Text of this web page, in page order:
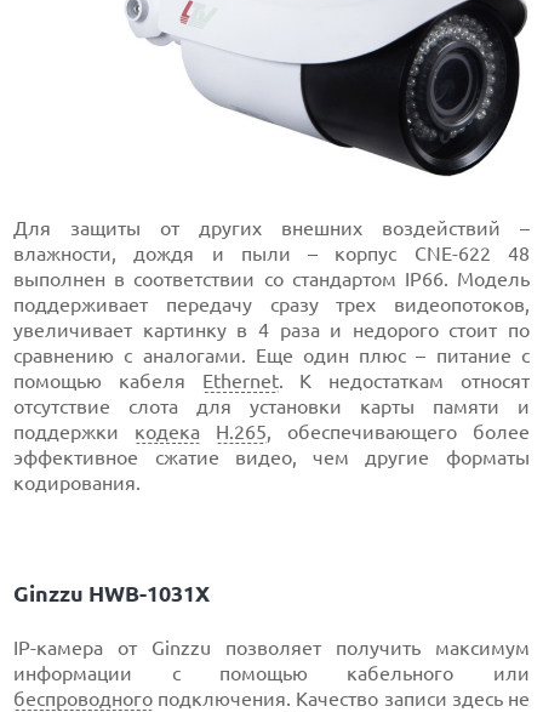
Для защиты от других внешних воздействий –
влажности, дождя и пыли – корпус CNE-622 48
выполнен в соответствии со стандартом IP66. Модель
поддерживает передачу сразу трех видеопотоков,
увеличивает картинку в 4 раза и недорого стоит по
сравнению с аналогами. Еще один плюс – питание с
помощью кабеля Ethernet. К недостаткам относят
отсутствие слота для установки карты памяти и
поддержки кодека H.265, обеспечивающего более
эффективное сжатие видео, чем другие форматы
кодирования.
Ginzzu HWB-1031X
IP-камера от Ginzzu позволяет получить максимум
информации с помощью кабельного или
беспроводного подключения. Качество записи здесь не